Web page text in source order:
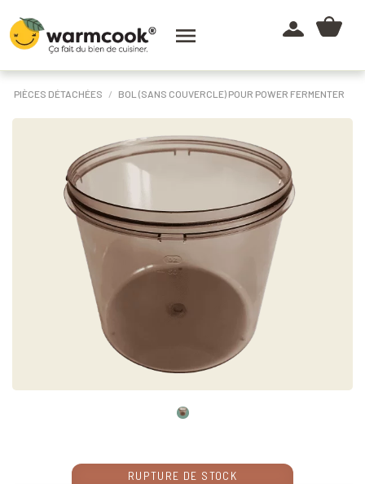

PIÈCES DÉTACHÉES BOL (SANS COUVERCLE) POUR POWER FERMENTER
RUPTURE DE STOCK